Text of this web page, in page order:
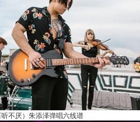
不厌）朱添泽弹唱六线谱